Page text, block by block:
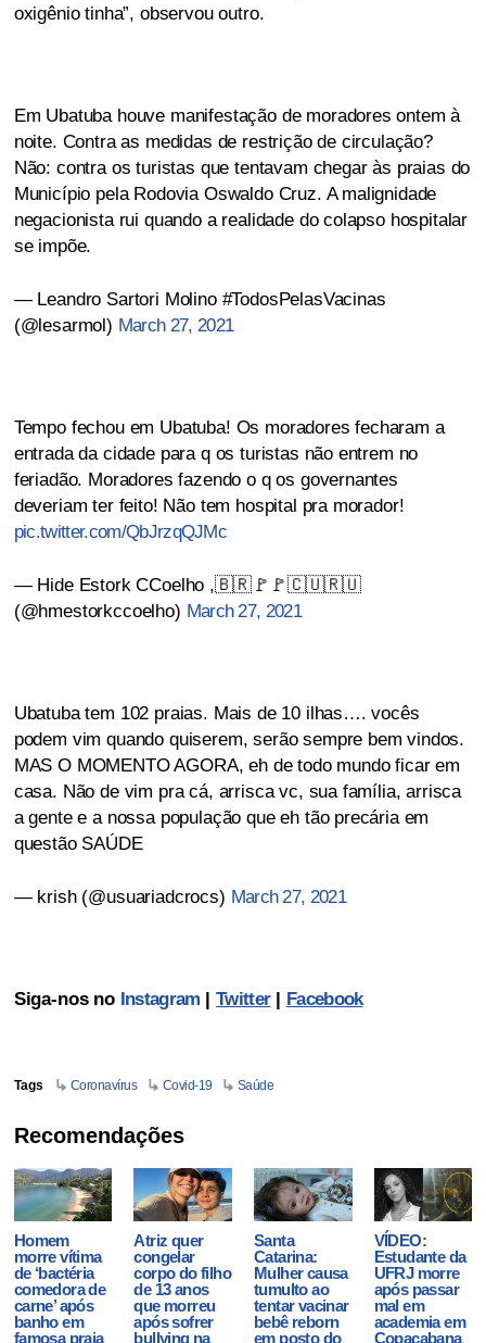
oxigênio tinha”, observou outro.
Em Ubatuba houve manifestação de moradores ontem à
noite. Contra as medidas de restrição de circulação?
Não: contra os turistas que tentavam chegar às praias do
Município pela Rodovia Oswaldo Cruz. A malignidade
negacionista rui quando a realidade do colapso hospitalar
se impõe.
— Leandro Sartori Molino #TodosPelasVacinas
(@lesarmol) March 27, 2021
Tempo fechou em Ubatuba! Os moradores fecharam a
entrada da cidade para q os turistas não entrem no
feriadão. Moradores fazendo o q os governantes
deveriam ter feito! Não tem hospital pra morador!
pic.twitter.com/QbJrzqQJMc
— Hide Estork CCoelho ,🇧🇷🚩🚩🇨🇺🇷🇺
(@hmestorkccoelho) March 27, 2021
Ubatuba tem 102 praias. Mais de 10 ilhas…. vocês
podem vim quando quiserem, serão sempre bem vindos.
MAS O MOMENTO AGORA, eh de todo mundo ficar em
casa. Não de vim pra cá, arrisca vc, sua família, arrisca
a gente e a nossa população que eh tão precária em
questão SAÚDE
— krish (@usuariadcrocs) March 27, 2021
Siga-nos no Instagram |Twitter| Facebook
Tags Coronavírus Covid-19 Saúde
Recomendações
Homem
morre vítima
de ‘bactéria
comedora de
carne’ após
banho em
famosa praia
Atriz quer
congelar
corpo do filho
de 13 anos
que morreu
após sofrer
bullying na
Santa
Catarina:
Mulher causa
tumulto ao
tentar vacinar
bebê reborn
em posto do
VÍDEO:
Estudante da
UFRJ morre
após passar
mal em
academia em
Copacabana